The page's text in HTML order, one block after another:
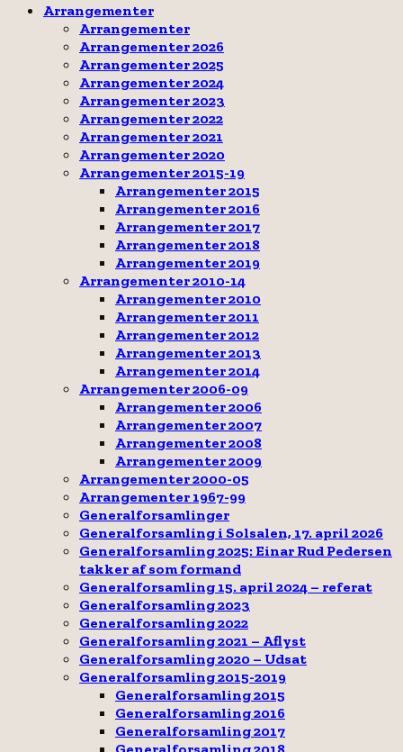
Arrangementer
Arrangementer
Arrangementer 2026
Arrangementer 2025
Arrangementer 2024
Arrangementer 2023
Arrangementer 2022
Arrangementer 2021
Arrangementer 2020
Arrangementer 2015-19
Arrangementer 2015
Arrangementer 2016
Arrangementer 2017
Arrangementer 2018
Arrangementer 2019
Arrangementer 2010-14
Arrangementer 2010
Arrangementer 2011
Arrangementer 2012
Arrangementer 2013
Arrangementer 2014
Arrangementer 2006-09
Arrangementer 2006
Arrangementer 2007
Arrangementer 2008
Arrangementer 2009
Arrangementer 2000-05
Arrangementer 1967-99
Generalforsamlinger
Generalforsamling i Solsalen, 17. april 2026
Generalforsamling 2025: Einar Rud Pedersen
takker af som formand
Generalforsamling 15. april 2024 – referat
Generalforsamling 2023
Generalforsamling 2022
Generalforsamling 2021 – Aflyst
Generalforsamling 2020 – Udsat
Generalforsamling 2015-2019
Generalforsamling 2015
Generalforsamling 2016
Generalforsamling 2017
Generalforsamling 2018